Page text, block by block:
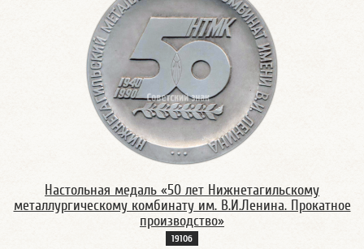
Настольная медаль «50 лет Нижнетагильскому
металлургическому комбинату им. В.И.Ленина. Прокатное
производство»
1910б